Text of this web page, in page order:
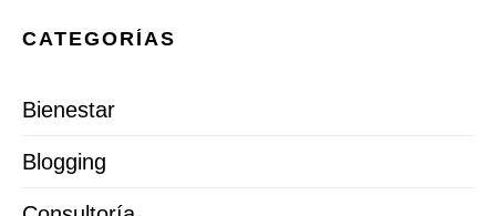
CATEGORÍAS
Bienestar
Blogging